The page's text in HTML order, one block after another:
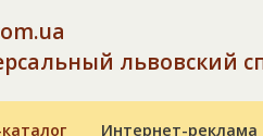
львовский
Интернет-реклама